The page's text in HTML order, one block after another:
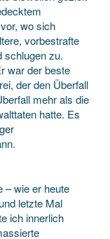
wo sich
vorbestrafte
schlugen zu.
war der beste
der den Überfall
mehr als die
hatte. Es
– wie er heute
letzte Mal
ich innerlich